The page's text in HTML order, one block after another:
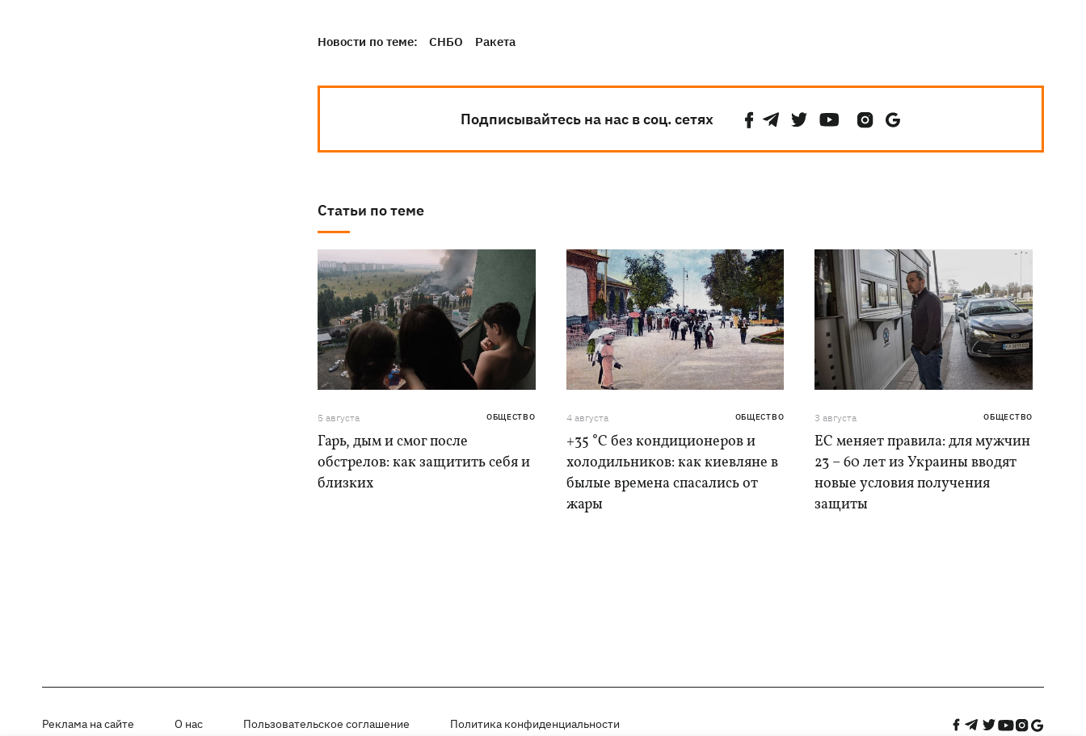
Новости по теме: СНБО Ракета
Подписывайтесь на нас в соц. сетях
Статьи по теме
5 августа ОБЩЕСТВО
Гарь, дым и смог после
обстрелов: как защитить себя и
близких
4 августа ОБЩЕСТВО
+35 °C без кондиционеров и
холодильников: как киевляне в
былые времена спасались от
жары
3 августа ОБЩЕСТВО
ЕС меняет правила: для мужчин
23 – 60 лет из Украины вводят
новые условия получения
защиты
Реклама на сайте О нас Пользовательское соглашение Политика конфиденциальности